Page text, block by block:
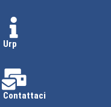
Urp
Contattaci